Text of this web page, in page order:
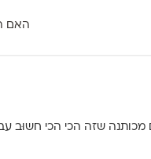
האם
מכותנה שזה הכי הכי חשוּב